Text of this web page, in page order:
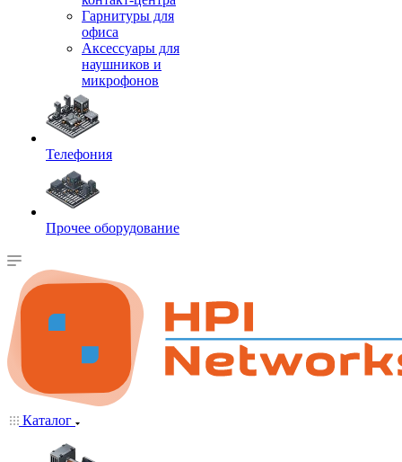
Гарнитуры для
офиса
Аксессуары для
наушников и
микрофонов
Телефония
Прочее оборудование
Каталог